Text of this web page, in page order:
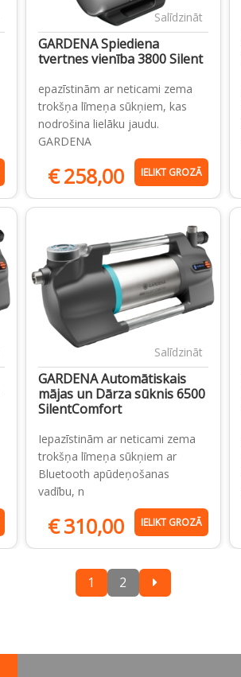
Salīdzināt
GARDENA Spiediena
tvertnes vienība 3800 Silent
epazīstinām ar neticami zema
trokšņa līmeņa sūkņiem, kas
nodrošina lielāku jaudu.
GARDENA
€258,00 IELIKT GROZĀ
Salīdzināt
GARDENA Automātiskais
mājas un Dārza sūknis 6500
SilentComfort
Iepazīstinām ar neticami zema
trokšņa līmeņa sūkņiem ar
Bluetooth apūdeņošanas
vadību, n
€310,00 IELIKT GROZĀ
1 2